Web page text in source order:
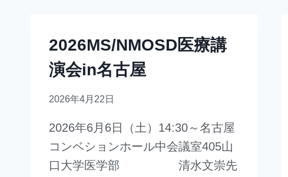
2026MS/NMOSD医療講
演会in名古屋
2026年4月22日
2026年6月6日（土）14:30～名古屋
コンベションホール中会議室405山
口大学医学部 清水文崇先